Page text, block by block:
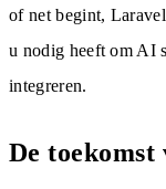
of net begint,
u nodig heeft om AI
integreren.
De